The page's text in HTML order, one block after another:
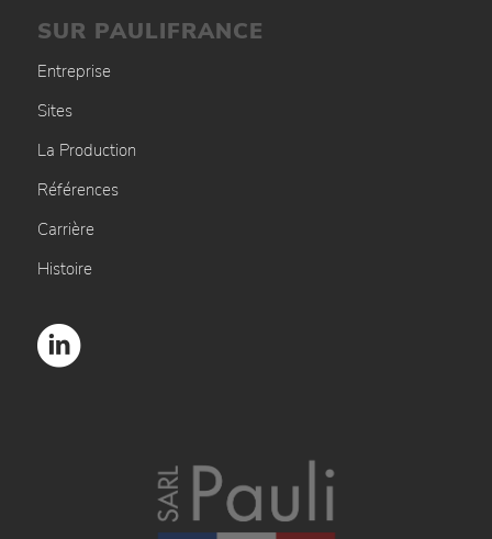
SUR PAULIFRANCE
Entreprise
Sites
La Production
Références
Carrière
Histoire